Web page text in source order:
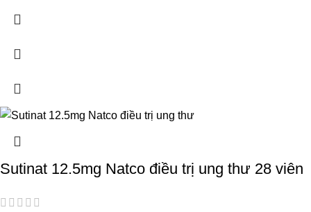
Sutinat 12.5mg Natco điều trị ung thư 28 viên